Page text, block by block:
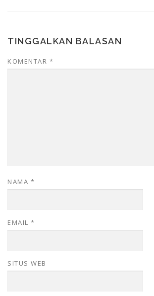
TINGGALKAN BALASAN
KOMENTAR *
NAMA *
EMAIL *
SITUS WEB